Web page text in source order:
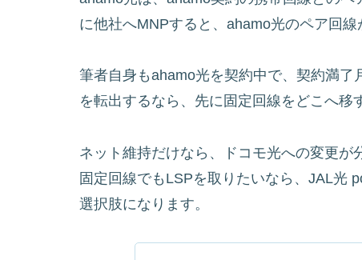
に他社へMNPすると、ahamo光のペア回線
筆者自身もahamo光を契約中で、契約満
を転出するなら、先に固定回線をどこへ移
ネット維持だけなら、ドコモ光への変更が
固定回線でもLSPを取りたいなら、JAL光
選択肢になります。